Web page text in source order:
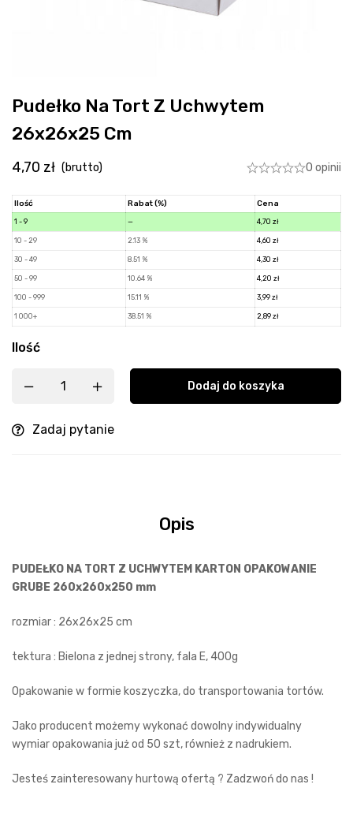
Pudełko Na Tort Z Uchwytem
26x26x25 Cm
4,70 zł (brutto) 0 opinii
Ilość Rabat (%) Cena
1 - 9 — 4,70 zł
10 - 29 2.13 % 4,60 zł
30 - 49 8.51 % 4,30 zł
50 - 99 10.64 % 4,20 zł
100 - 999 15.11 % 3,99 zł
1 000+ 38.51 % 2,89 zł
Ilość
Dodaj do koszyka
Zadaj pytanie
Opis
PUDEŁKO NA TORT Z UCHWYTEM KARTON OPAKOWANIE
GRUBE 260x260x250 mm
rozmiar : 26x26x25 cm
tektura : Bielona z jednej strony, fala E, 400g
Opakowanie w formie koszyczka, do transportowania tortów.
Jako producent możemy wykonać dowolny indywidualny
wymiar opakowania już od 50 szt, również z nadrukiem.
Jesteś zainteresowany hurtową ofertą ? Zadzwoń do nas !